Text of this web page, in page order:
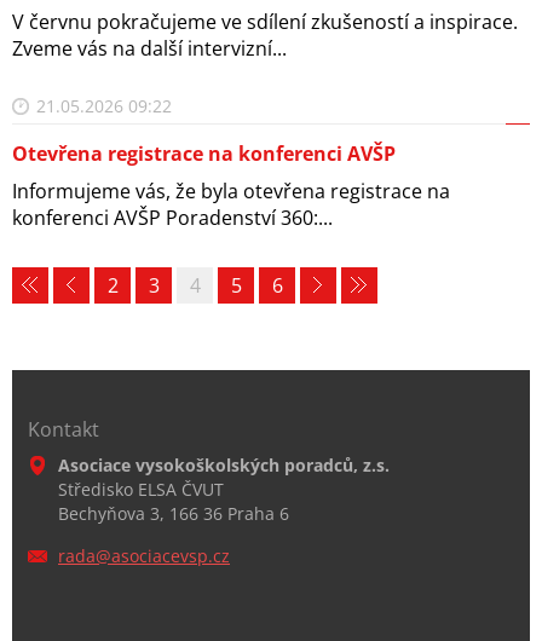
V červnu pokračujeme ve sdílení zkušeností a inspirace.
Zveme vás na další intervizní...
21.05.2026 09:22
Otevřena registrace na konferenci AVŠP
Informujeme vás, že byla otevřena registrace na
konferenci AVŠP Poradenství 360:...
2 3 4 5 6
Kontakt
Asociace vysokoškolských poradců, z.s.
Středisko ELSA ČVUT
Bechyňova 3, 166 36 Praha 6
rada@asociacevsp.cz